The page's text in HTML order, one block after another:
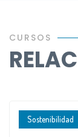
CURSOS
Sostenibilidad